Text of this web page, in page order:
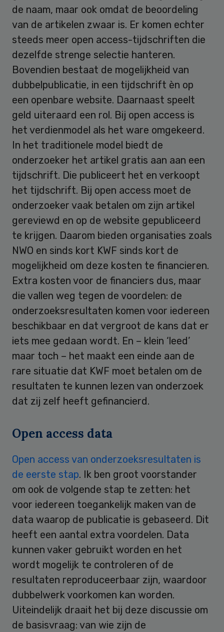
de naam, maar ook omdat de beoordeling
van de artikelen zwaar is. Er komen echter
steeds meer open access-tijdschriften die
dezelfde strenge selectie hanteren.
Bovendien bestaat de mogelijkheid van
dubbelpublicatie, in een tijdschrift èn op
een openbare website. Daarnaast speelt
geld uiteraard een rol. Bij open access is
het verdienmodel als het ware omgekeerd.
In het traditionele model biedt de
onderzoeker het artikel gratis aan aan een
tijdschrift. Die publiceert het en verkoopt
het tijdschrift. Bij open access moet de
onderzoeker vaak betalen om zijn artikel
gereviewd en op de website gepubliceerd
te krijgen. Daarom bieden organisaties zoals
NWO en sinds kort KWF sinds kort de
mogelijkheid om deze kosten te financieren.
Extra kosten voor de financiers dus, maar
die vallen weg tegen de voordelen: de
onderzoeksresultaten komen voor iedereen
beschikbaar en dat vergroot de kans dat er
iets mee gedaan wordt. En – klein ‘leed’
maar toch – het maakt een einde aan de
rare situatie dat KWF moet betalen om de
resultaten te kunnen lezen van onderzoek
dat zij zelf heeft gefinancierd.
Open access data
Open access van onderzoeksresultaten is
de eerste stap. Ik ben groot voorstander
om ook de volgende stap te zetten: het
voor iedereen toegankelijk maken van de
data waarop de publicatie is gebaseerd. Dit
heeft een aantal extra voordelen. Data
kunnen vaker gebruikt worden en het
wordt mogelijk te controleren of de
resultaten reproduceerbaar zijn, waardoor
dubbelwerk voorkomen kan worden.
Uiteindelijk draait het bij deze discussie om
de basisvraag: van wie zijn de